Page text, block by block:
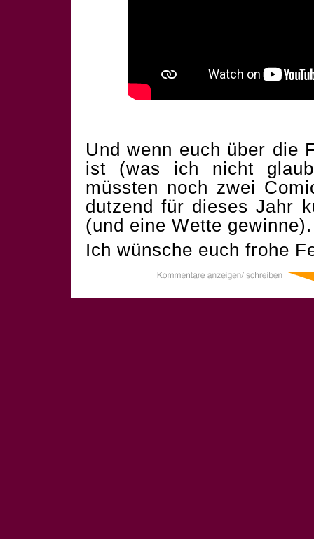
Und wenn euch über die
ist (was ich nicht
müssten noch zwei
dutzend für dieses Jahr
(und eine Wette
Ich wünsche euch frohe